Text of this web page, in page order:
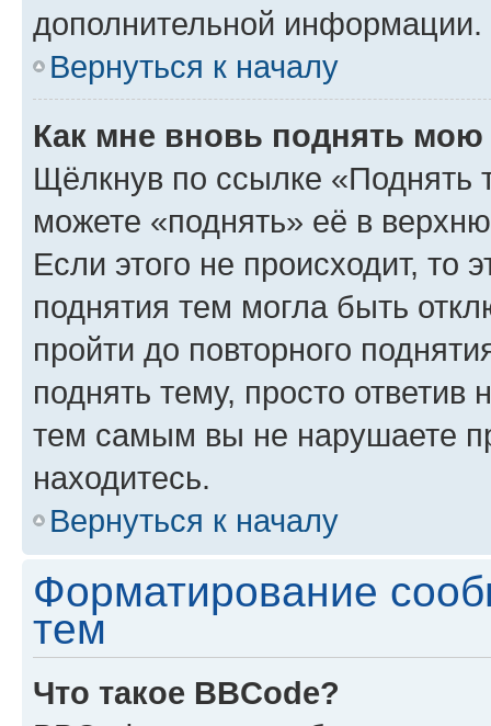
дополнительной информации.
Вернуться к началу
Как мне вновь поднять мою
Щёлкнув по ссылке «Поднять
можете «поднять» её в
Если этого не происходит, то
поднятия тем могла быть
пройти до повторного
поднять тему, просто ответив
тем самым вы не нарушаете
находитесь.
Вернуться к началу
Форматирование
тем
Что такое BBCode?